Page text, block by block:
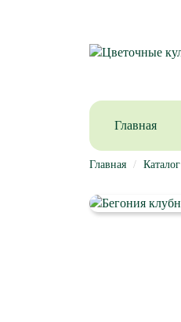
Главная
Главная Каталог